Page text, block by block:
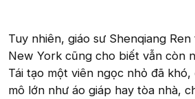
Tuy nhiên, giáo sư Shenqiang
New York cũng cho biết vẫn còn
Tái tạo một viên ngọc nhỏ đã
mô lớn như áo giáp hay tòa nhà,